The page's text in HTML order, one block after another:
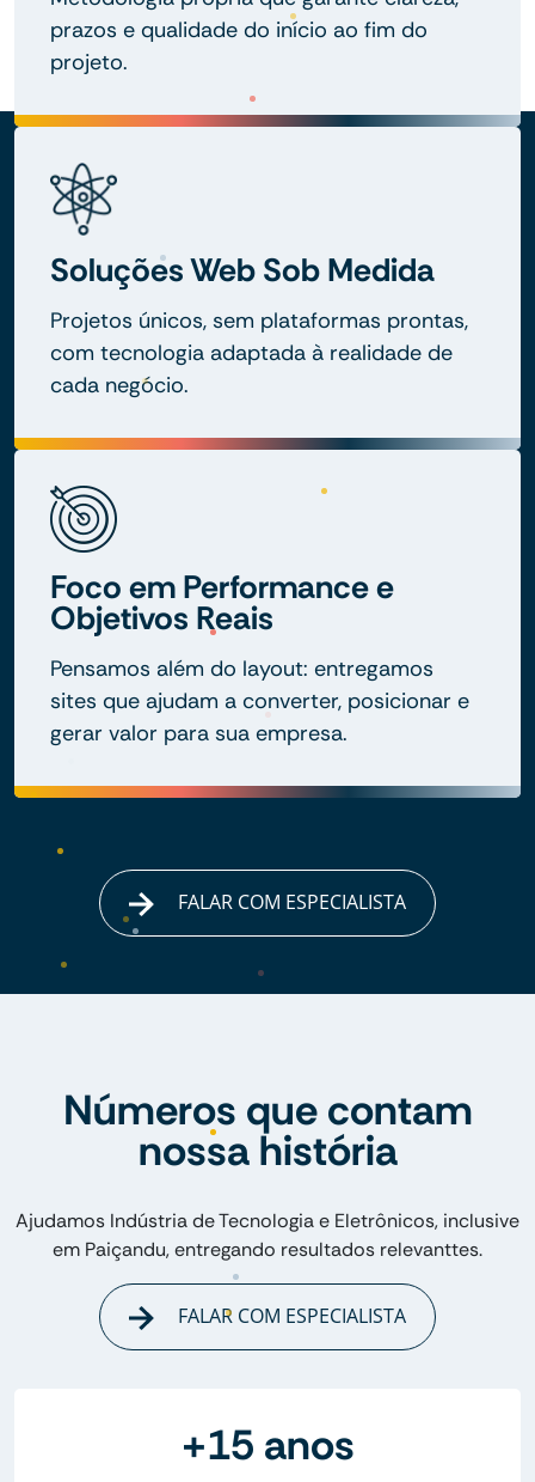
prazos e qualidade do início ao fim do
projeto.
Soluções Web Sob Medida
Projetos únicos, sem plataformas prontas,
com tecnologia adaptada à realidade de
cada negócio.
Foco em Performance e
Objetivos Reais
Pensamos além do layout: entregamos
sites que ajudam a converter, posicionar e
gerar valor para sua empresa.
FALAR COM ESPECIALISTA
Números que contam
nossa história
Ajudamos Indústria de Tecnologia e Eletrônicos, inclusive
em Paiçandu, entregando resultados relevanttes.
FALAR COM ESPECIALISTA
+15 anos